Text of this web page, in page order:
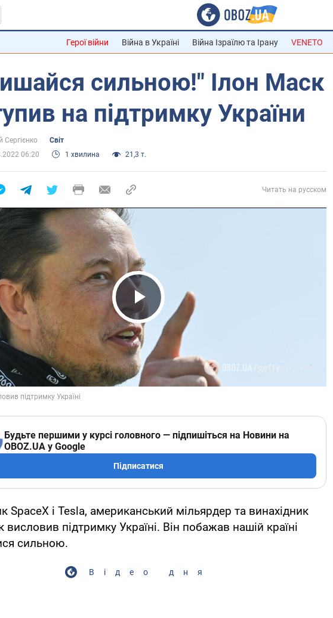
Герої війни Війна в Україні Війна Ізраїлю та Ірану VENETO
сильною!" Ілон Маск
на підтримку України
Сергієнко
Світ
06:20
1 хвилина 21,3 т.
Читать на русском
Play Video
Будьте першими у курсі головного — підпишіться на Новини на
OBOZ.UA у Google
Підписатися
SpaceX і Tesla, американський мільярдер та винахідник
висловив підтримку Україні. Він побажав нашій країні
сильною.
Відео дня